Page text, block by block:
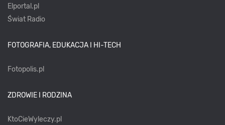
Elportal.pl
Świat Radio
FOTOGRAFIA, EDUKACJA I HI-TECH
Fotopolis.pl
ZDROWIE I RODZINA
KtoCieWyleczy.pl